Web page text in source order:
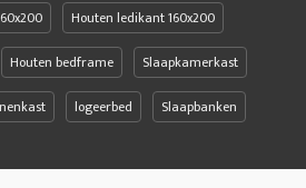
Houten ledikant 160x200
Houten bedframe
Slaapkamerkast
logeerbed Slaapbanken